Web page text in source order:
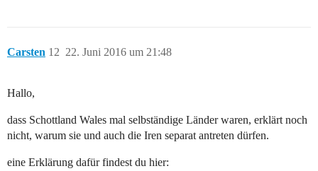
Carsten 22. Juni 2016 um 21:48
12
Hallo,
dass Schottland Wales mal selbständige Länder waren, erklärt noch
nicht, warum sie und auch die Iren separat antreten dürfen.
eine Erklärung dafür findest du hier: